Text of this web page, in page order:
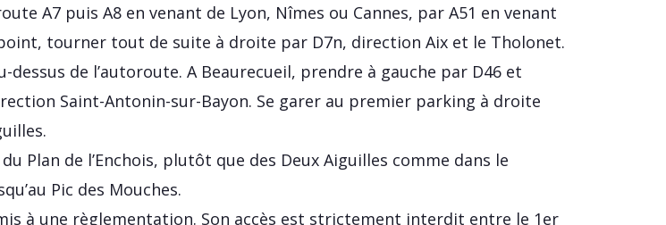
A7 puis A8 en venant de Lyon, Nîmes ou Cannes, par A51 en venant
tourner tout de suite à droite par D7n, direction Aix et le Tholonet.
de l’autoroute. A Beaurecueil, prendre à gauche par D46 et
Saint-Antonin-sur-Bayon. Se garer au premier parking à droite
Plan de l’Enchois, plutôt que des Deux Aiguilles comme dans le
Pic des Mouches.
à une règlementation. Son accès est strictement interdit entre le 1er